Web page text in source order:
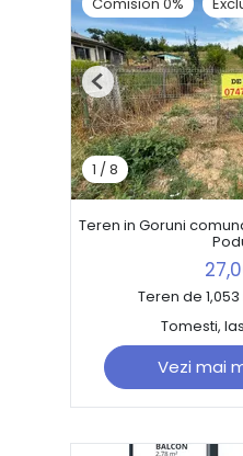
1 /8
Previous
Teren in Goruni
Teren de
Tomesti,
Vezi mai